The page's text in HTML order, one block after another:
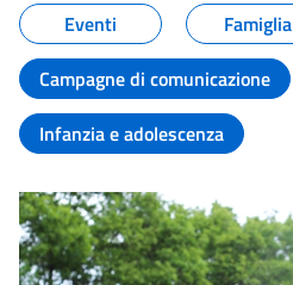
Eventi
Famiglia
Campagne di comunicazione
Infanzia e adolescenza